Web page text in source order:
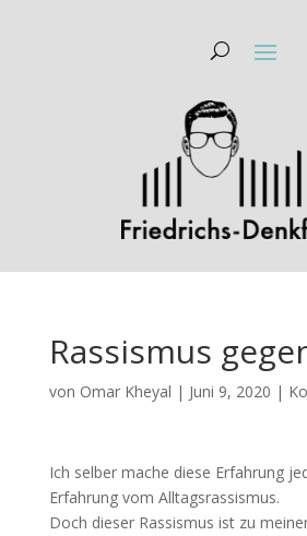
Rassismus
von Omar Kheyal | Juni 9, 2020 |
Ich selber mache diese Erfahrung
Erfahrung vom Alltagsrassismus.
Doch dieser Rassismus ist zu